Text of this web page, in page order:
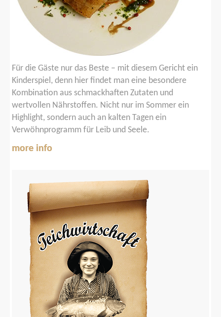
Für die Gäste nur das Beste – mit diesem Gericht ein
Kinderspiel, denn hier findet man eine besondere
Kombination aus schmackhaften Zutaten und
wertvollen Nährstoffen. Nicht nur im Sommer ein
Highlight, sondern auch an kalten Tagen ein
Verwöhnprogramm für Leib und Seele.
more info